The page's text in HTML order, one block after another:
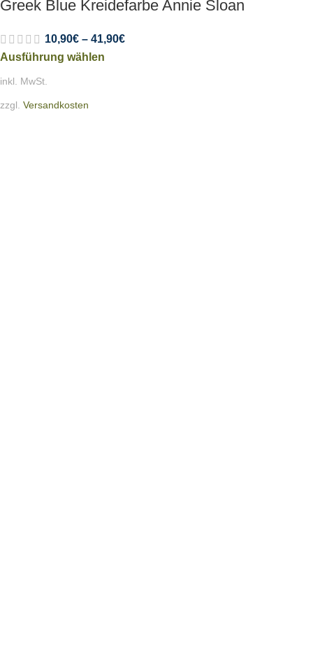
Greek Blue Kreidefarbe Annie Sloan
10,90€ – 41,90€
Ausführung wählen
inkl. MwSt.
zzgl. Versandkosten